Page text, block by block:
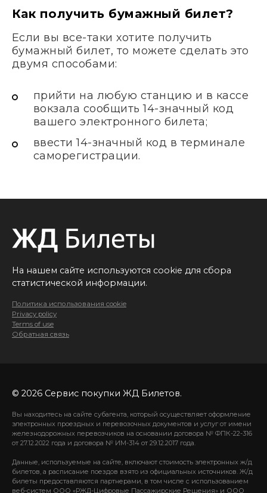
Как получить бумажный билет?
Если вы все-таки хотите получить
бумажный билет, то можете сделать это
двумя способами:
прийти на любую станцию и в кассе
вокзала сообщить 14-значный код
вашего электронного билета;
ввести 14-значный код в терминале
саморегистрации.
На нашем сайте используются cookie для сбора
статистической информации.
Политика использования cookie
Privacy policy
Terms of use
Обратная связь
© 2026 Сервис покупки ЖД Билетов.
Вы находитесь на сайте субагента, который осуществляет оформление
электронных проездных и перевозочных документов и услуг от имени
железнодорожных перевозчиков на основании договора № ФПК-22-316
от 27.12.2022 года и договора № ИМ-314 от 29.12.2017 года.
Данные, используемые на сайте, включают стоимость электронных ж/д
билетов, а расписание поездов взято из официальных источников. Ж/д
билеты предоставляются партнерами, в том числе с использованием
веб-систем ООО «РЖД-Цифровые Пассажирские Решения» и ООО